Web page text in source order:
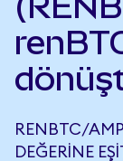
RENBTC/
DEĞERINE